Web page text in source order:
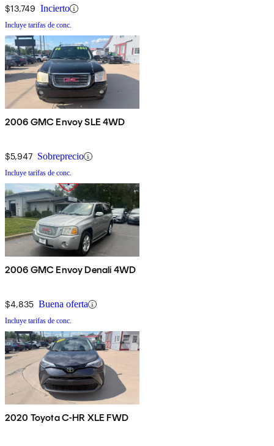
$13,749 Incierto
Incluye tarifas de conc.
2006 GMC Envoy SLE 4WD
$5,947 Sobreprecio
Incluye tarifas de conc.
2006 GMC Envoy Denali 4WD
$4,835 Buena oferta
Incluye tarifas de conc.
2020 Toyota C-HR XLE FWD